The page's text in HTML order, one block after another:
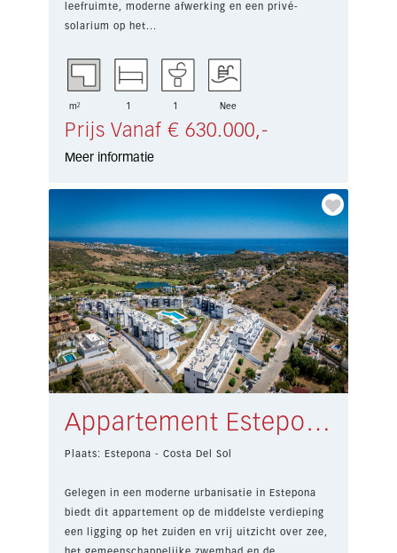
leefruimte, moderne afwerking en een privé-
solarium op het...
m² 1 1 Nee
Prijs Vanaf € 630.000,-
Meer informatie
Appartement Estepona € 450.000,-
Plaats: Estepona - Costa Del Sol
Gelegen in een moderne urbanisatie in Estepona
biedt dit appartement op de middelste verdieping
een ligging op het zuiden en vrij uitzicht over zee,